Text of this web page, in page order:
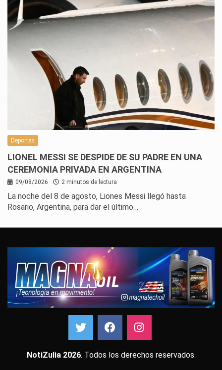
Deportes
LIONEL MESSI SE DESPIDE DE SU PADRE EN UNA
CEREMONIA PRIVADA EN ARGENTINA
09/08/2026 2 minutos de lectura
La noche del 8 de agosto, Liones Messi llegó hasta
Rosario, Argentina, para dar el último…
NotiZulia 2026. Todos los derechos reservados.